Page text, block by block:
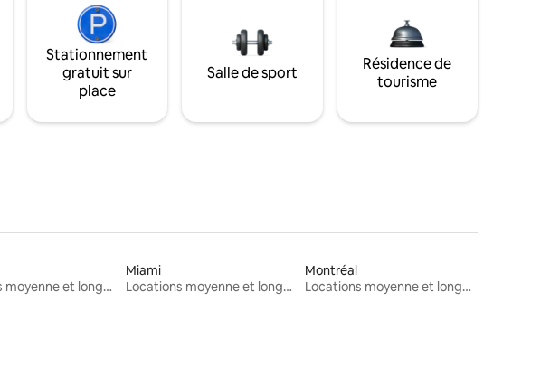
Stationnement
gratuit sur
place
Salle de sport
Résidence de
tourisme
Locations moyenne et longue durée
Miami
Locations moyenne et longue durée
Montréal
Locations moyenne et longue durée